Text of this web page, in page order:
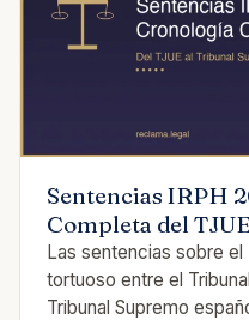
Sentencias IRPH
Completa del
Las sentencias sobre el
tortuoso entre el
Tribunal Supremo